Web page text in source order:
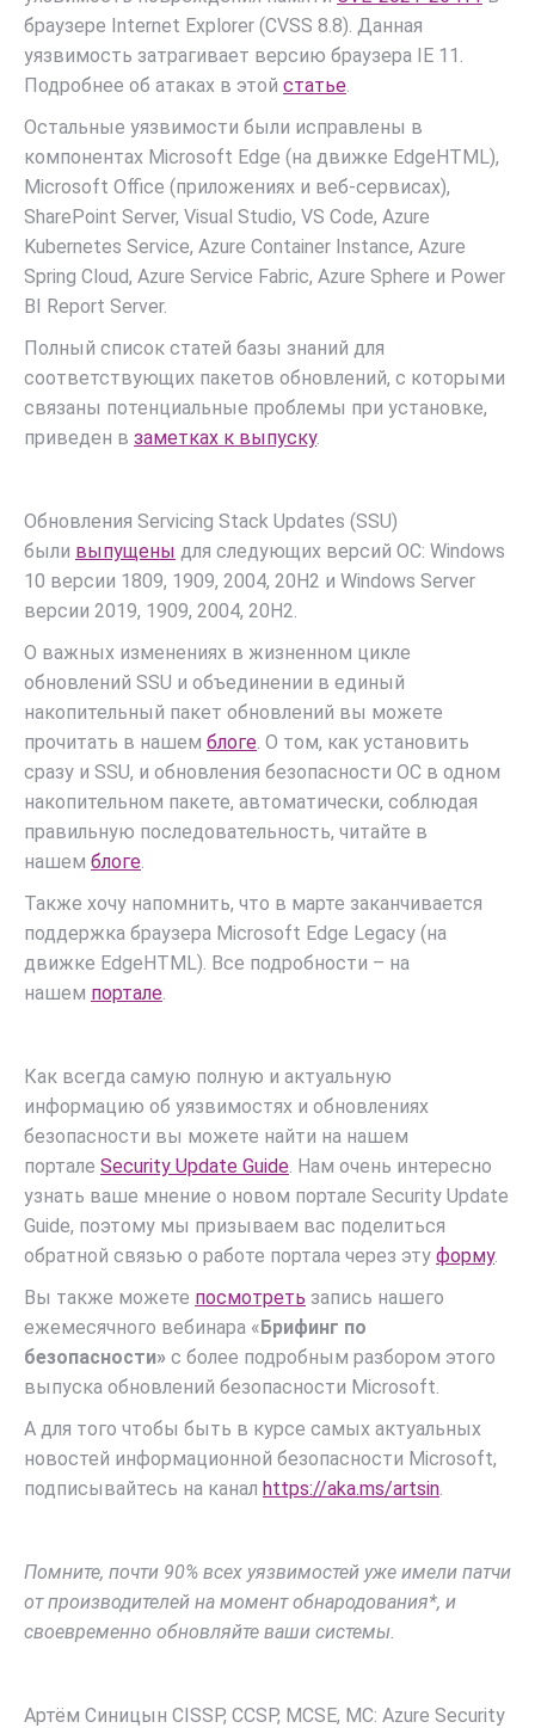
браузере Internet Explorer (CVSS 8.8). Данная
уязвимость затрагивает версию браузера IE 11.
Подробнее об атаках в этой статье.
Остальные уязвимости были исправлены в
компонентах Microsoft Edge (на движке EdgeHTML),
Microsoft Office (приложениях и веб-сервисах),
SharePoint Server, Visual Studio, VS Code, Azure
Kubernetes Service, Azure Container Instance, Azure
Spring Cloud, Azure Service Fabric, Azure Sphere и Power
BI Report Server.
Полный список статей базы знаний для
соответствующих пакетов обновлений, с которыми
связаны потенциальные проблемы при установке,
приведен в заметках к выпуску.
Обновления Servicing Stack Updates (SSU)
были выпущены для следующих версий ОС: Windows
10 версии 1809, 1909, 2004, 20H2 и Windows Server
версии 2019, 1909, 2004, 20H2.
О важных изменениях в жизненном цикле
обновлений SSU и объединении в единый
накопительный пакет обновлений вы можете
прочитать в нашем блоге. О том, как установить
сразу и SSU, и обновления безопасности ОС в одном
накопительном пакете, автоматически, соблюдая
правильную последовательность, читайте в
нашем блоге.
Также хочу напомнить, что в марте заканчивается
поддержка браузера Microsoft Edge Legacy (на
движке EdgeHTML). Все подробности – на
нашем портале.
Как всегда самую полную и актуальную
информацию об уязвимостях и обновлениях
безопасности вы можете найти на нашем
портале Security Update Guide. Нам очень интересно
узнать ваше мнение о новом портале Security Update
Guide, поэтому мы призываем вас поделиться
обратной связью о работе портала через эту форму.
Вы также можете посмотреть запись нашего
ежемесячного вебинара «Брифинг по
безопасности» с более подробным разбором этого
выпуска обновлений безопасности Microsoft.
А для того чтобы быть в курсе самых актуальных
новостей информационной безопасности Microsoft,
подписывайтесь на канал https://aka.ms/artsin.
Помните, почти 90% всех уязвимостей уже имели патчи
от производителей на момент обнародования*, и
своевременно обновляйте ваши системы.
Артём Синицын CISSP, CCSP, MCSE, MC: Azure Security